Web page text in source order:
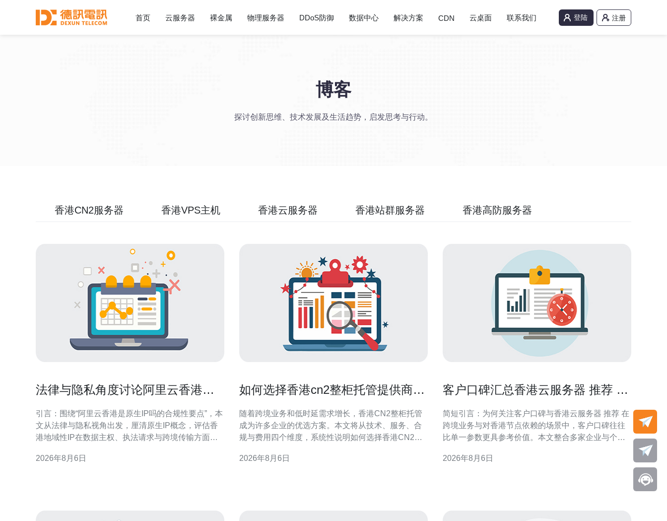
首页 云服务器 裸金属 物理服务器 DDoS防御 数据中心 解决方案 CDN 云桌面 联系我们 登陆 注册
博客
探讨创新思维、技术发展及生活趋势，启发思考与行动。
香港CN2服务器 香港VPS主机 香港云服务器 香港站群服务器 香港高防服务器
法律与隐私角度讨论阿里云香港是
引言：围绕“阿里云香港是原生IP吗的合规性要点”，本
文从法律与隐私视角出发，厘清原生IP概念，评估香
港地域性IP在数据主权、执法请求与跨境传输方面的
IP”及其法律含义 “原生IP”通常指在某一司法辖区内直
2026年8月6日
如何选择香港cn2整柜托管提供商与
随着跨境业务和低时延需求增长，香港CN2整柜托管
成为许多企业的优选方案。本文将从技术、服务、合
规与费用四个维度，系统性说明如何选择香港CN2整
性能与成本之间取得平衡。 理解CN2与整柜托管的基
2026年8月6日
客户口碑汇总香港云服务器 推荐 的
简短引言：为何关注客户口碑与香港云服务器 推荐 在
跨境业务与对香港节点依赖的场景中，客户口碑往往
比单一参数更具参考价值。本文整合多家企业与个人
维度展开，旨在为准备上云或迁移的决策者提供可落
2026年8月6日